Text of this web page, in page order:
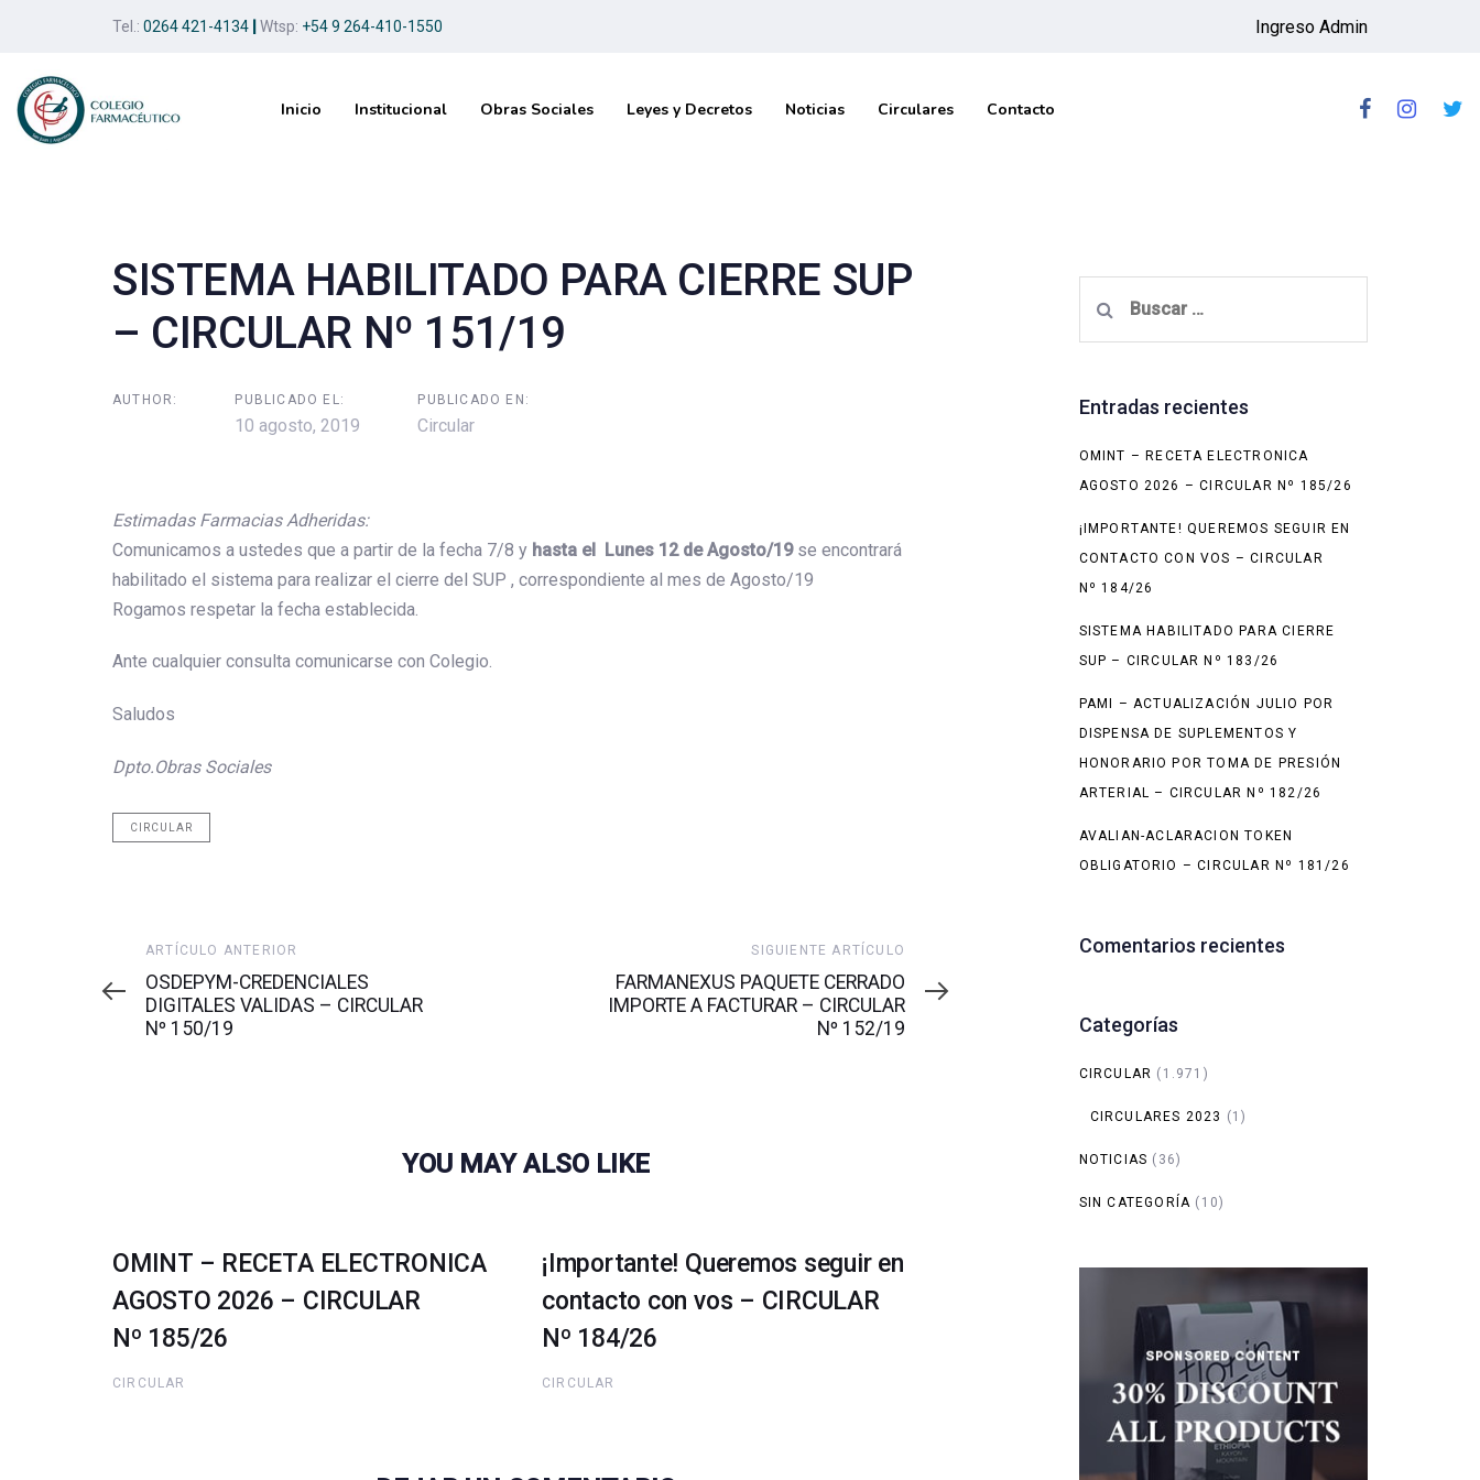
primary
navigation
Skip
Tel.: 0264 421-4134 Wtsp: +54 9 264-410-1550 Ingreso Admin
Inicio Institucional Obras Sociales Leyes y Decretos Noticias Circulares Contacto
SISTEMA HABILITADO PARA CIERRE SUP
– CIRCULAR Nº 151/19
AUTHOR: PUBLICADO EL:
10 agosto, 2019
PUBLICADO EN:
Circular
Estimadas Farmacias Adheridas:
Comunicamos a ustedes que a partir de la fecha 7/8 y hasta el Lunes 12 de Agosto/19se encontrará
habilitado el sistema para realizar el cierre del SUP , correspondiente al mes de Agosto/19
Rogamos respetar la fecha establecida.
Ante cualquier consulta comunicarse con Colegio.
Saludos
Dpto.Obras Sociales
CIRCULAR
Artículo
anterior
ARTÍCULO ANTERIOR
OSDEPYM-CREDENCIALES
DIGITALES VALIDAS – CIRCULAR
Nº 150/19
artículo
SIGUIENTE ARTÍCULO
FARMANEXUS PAQUETE CERRADO
IMPORTE A FACTURAR – CIRCULAR
Nº 152/19
YOU MAY ALSO LIKE
OMINT – RECETA ELECTRONICA
AGOSTO 2026 – CIRCULAR
Nº 185/26
CIRCULAR
¡Importante! Queremos seguir en
contacto con vos – CIRCULAR
Nº 184/26
CIRCULAR
Entradas recientes
OMINT – RECETA ELECTRONICA
AGOSTO 2026 – CIRCULAR Nº 185/26
¡IMPORTANTE! QUEREMOS SEGUIR EN
CONTACTO CON VOS – CIRCULAR
Nº 184/26
SISTEMA HABILITADO PARA CIERRE
SUP – CIRCULAR Nº 183/26
PAMI – ACTUALIZACIÓN JULIO POR
DISPENSA DE SUPLEMENTOS Y
HONORARIO POR TOMA DE PRESIÓN
ARTERIAL – CIRCULAR Nº 182/26
AVALIAN-ACLARACION TOKEN
OBLIGATORIO – CIRCULAR Nº 181/26
Comentarios recientes
Categorías
CIRCULAR (1.971)
CIRCULARES 2023 (1)
NOTICIAS (36)
SIN CATEGORÍA (10)